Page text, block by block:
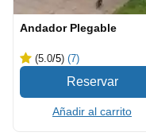
Andador Plegable
(5.0/5) (7)
Añadir al carrito